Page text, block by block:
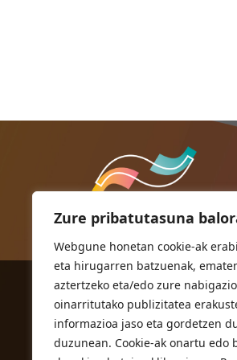
Zure pribatutasuna
Webgune honetan cookie-ak
eta hirugarren batzuenak,
aztertzeko eta/edo zure
oinarritutako publizitatea
informazioa jaso eta gordetzen
duzunean. Cookie-ak onartu edo
ORIOKO UDALA
Herriko plaza,1
20810 Orio (Gipuzkoa)
T. 943 83 03 46